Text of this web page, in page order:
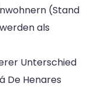
(Stand
als
Unterschied
De Henares